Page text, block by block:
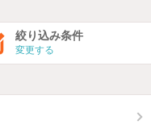
絞り込み条件
変更する